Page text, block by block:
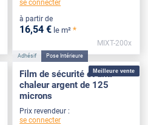
se connecter
à partir de
16,54 € le m² *
MIXT-200x
Meilleure vente
Adhésif Pose Intérieure
Film de sécurité et anti-
chaleur argent de 125
microns
Prix revendeur :
se connecter